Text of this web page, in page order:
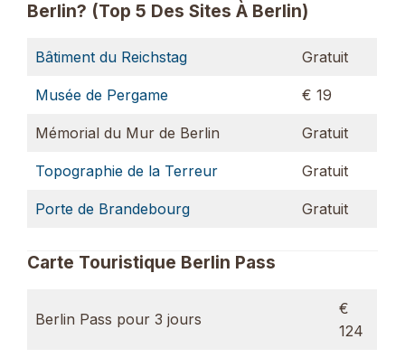
Berlin? (Top 5 Des Sites À Berlin)
Bâtiment du Reichstag Gratuit
Musée de Pergame € 19
Mémorial du Mur de Berlin Gratuit
Topographie de la Terreur Gratuit
Porte de Brandebourg Gratuit
Carte Touristique Berlin Pass
Berlin Pass pour 3 jours
€
124